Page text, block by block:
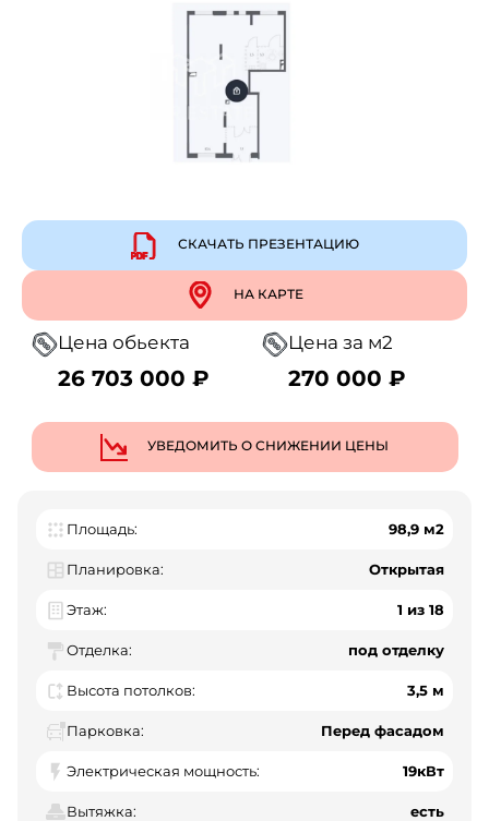
СКАЧАТЬ ПРЕЗЕНТАЦИЮ
НА КАРТЕ
Цена обьекта
26 703 000 ₽
Цена за м2
270 000 ₽
УВЕДОМИТЬ О СНИЖЕНИИ ЦЕНЫ
Площадь: 98,9 м2
Планировка: Открытая
Этаж: 1 из 18
Отделка: под отделку
Высота потолков: 3,5 м
Парковка: Перед фасадом
Электрическая мощность: 19кВт
Вытяжка: есть